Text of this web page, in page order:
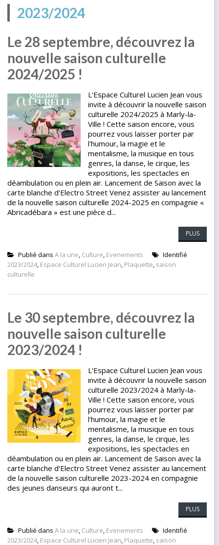
2023/2024
Le 28 septembre, découvrez la
nouvelle saison culturelle
2024/2025 !
L'Espace Culturel Lucien Jean vous
invite à découvrir la nouvelle saison
culturelle 2024/2025 à Marly-la-
Ville ! Cette saison encore, vous
pourrez vous laisser porter par
l'humour, la magie et le
mentalisme, la musique en tous
genres, la danse, le cirque, les
expositions, les spectacles en
déambulation ou en plein air. Lancement de Saison avec la
carte blanche d'Electro Street Venez assister au lancement
de la nouvelle saison culturelle 2024-2025 en compagnie «
Abricadébara » est une pièce d...
PLUS
Publié dans A la une, Culture, Evenements
Identifié
2023/2024, Espace Culturel Lucien Jean, Plaquette, saison
culturelle
Le 30 septembre, découvrez la
nouvelle saison culturelle
2023/2024 !
L'Espace Culturel Lucien Jean vous
invite à découvrir la nouvelle saison
culturelle 2023/2024 à Marly-la-
Ville ! Cette saison encore, vous
pourrez vous laisser porter par
l'humour, la magie et le
mentalisme, la musique en tous
genres, la danse, le cirque, les
expositions, les spectacles en
déambulation ou en plein air. Lancement de Saison avec la
carte blanche d'Electro Street Venez assister au lancement
de la nouvelle saison culturelle 2023-2024 en compagnie
des jeunes danseurs qui auront t...
PLUS
Publié dans A la une, Culture, Evenements
Identifié
2023/2024, Espace Culturel Lucien Jean, Plaquette, saison